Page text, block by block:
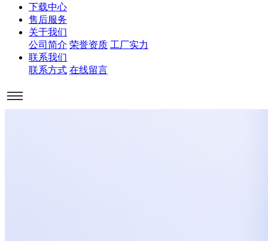
下载中心
售后服务
关于我们
公司简介 荣誉资质 工厂实力
联系我们
联系方式 在线留言